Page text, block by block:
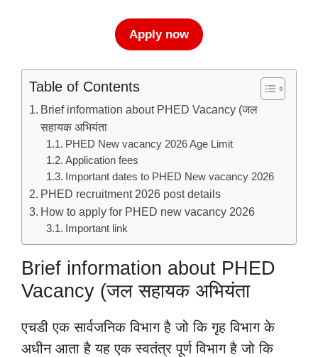
Apply now
Table of Contents
Brief information about PHED Vacancy (जल
सहायक अभियंता
PHED New vacancy 2026 Age Limit
Application fees
Important dates to PHED New vacancy 2026
PHED recruitment 2026 post details
How to apply for PHED new vacancy 2026
Important link
Brief information about PHED
Vacancy (जल सहायक अभियंता
एचडी एक सार्वजनिक विभाग है जो कि गृह विभाग के
अधीन आता है यह एक स्वतंत्र पूर्ण विभाग है जो कि